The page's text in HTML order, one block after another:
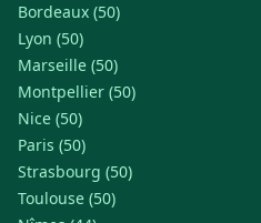
Bordeaux (50)
Lyon (50)
Marseille (50)
Montpellier (50)
Nice (50)
Paris (50)
Strasbourg (50)
Toulouse (50)